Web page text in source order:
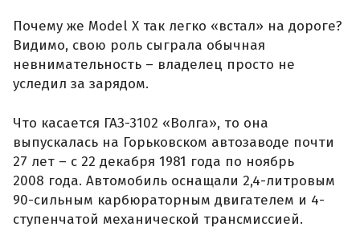
Почему же Model X так легко «встал» на дороге?
Видимо, свою роль сыграла обычная
невнимательность – владелец просто не
уследил за зарядом.
Что касается ГАЗ-3102 «Волга», то она
выпускалась на Горьковском автозаводе почти
27 лет – с 22 декабря 1981 года по ноябрь
2008 года. Автомобиль оснащали 2,4-литровым
90-сильным карбюраторным двигателем и 4-
ступенчатой механической трансмиссией.